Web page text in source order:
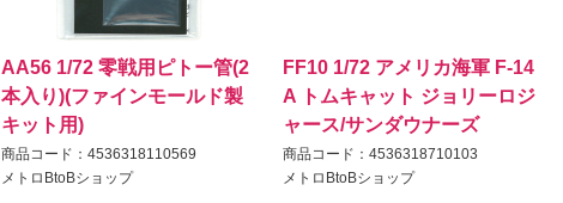
AA56 1/72 零戦用ピトー管(2
本入り)(ファインモールド製
キット用)
商品コード：4536318110569
メトロBtoBショップ
FF10 1/72 アメリカ海軍 F-14
A トムキャット ジョリーロジ
ャース/サンダウナーズ
商品コード：4536318710103
メトロBtoBショップ